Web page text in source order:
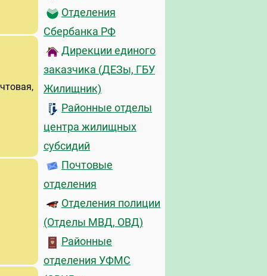
Отделения
Сбербанка РФ
Дирекции единого
заказчика (ДЕЗы, ГБУ
Жилищник)
Районные отделы
центра жилищных
субсидий
Почтовые
отделения
Отделения полиции
(Отделы МВД, ОВД)
Районные
отделения УФМС